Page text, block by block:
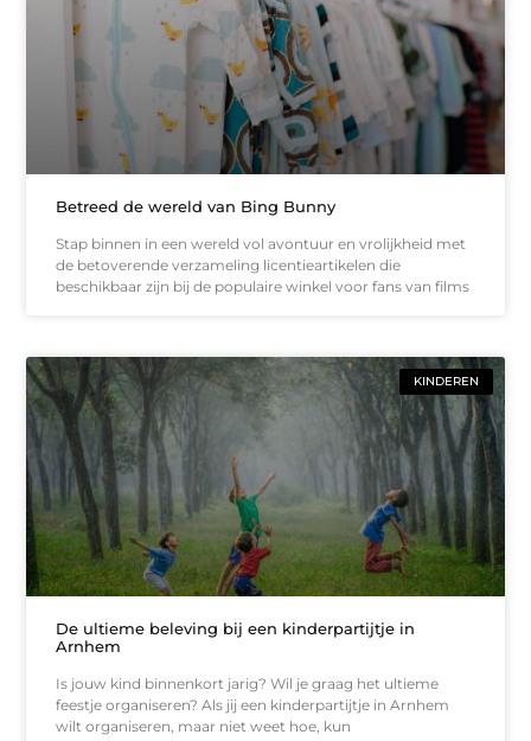
Betreed de wereld van Bing Bunny
Stap binnen in een wereld vol avontuur en vrolijkheid met
de betoverende verzameling licentieartikelen die
beschikbaar zijn bij de populaire winkel voor fans van films
KINDEREN
De ultieme beleving bij een kinderpartijtje in
Arnhem
Is jouw kind binnenkort jarig? Wil je graag het ultieme
feestje organiseren? Als jij een kinderpartijtje in Arnhem
wilt organiseren, maar niet weet hoe, kun